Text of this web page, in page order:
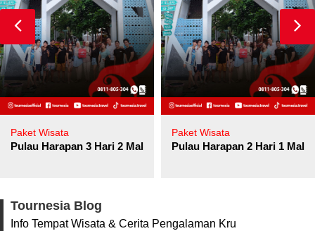
Paket Wisata
Pulau Harapan 3 Hari 2 Malam
Paket Wisata
Pulau Harapan 2 Hari 1
Tournesia Blog
Info Tempat Wisata & Cerita Pengalaman Kru